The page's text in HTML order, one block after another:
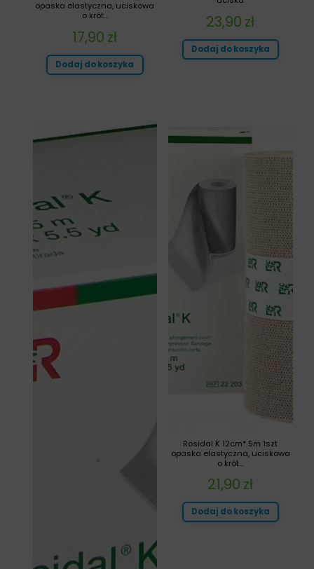
23,90 zł
Dodaj do koszyka
opaska elastyczna, uciskowa
o krót...
17,90 zł
Dodaj do koszyka
Rosidal K 12cm* 5m 1szt
opaska elastyczna, uciskowa
o krót...
21,90 zł
Dodaj do koszyka